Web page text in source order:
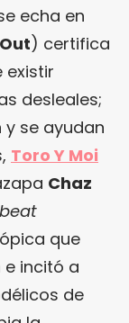
echa en
) certifica
existir
desleales;
se ayudan
Toro Y Moi
Chaz
que
e incitó a
de